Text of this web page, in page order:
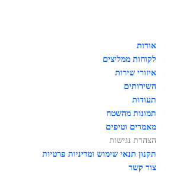
אודות
לקוחות ממליצים
איזורי שירות
השירותים
תעודות
תמונות מהשטח
מאמרים וטיפים
הצהרת נגישות
תקנון תנאי שימוש ומדיניות פרטיות
צור קשר